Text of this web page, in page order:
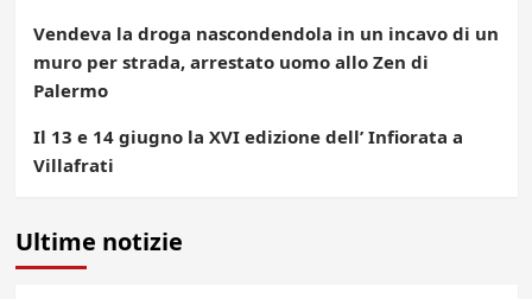
Vendeva la droga nascondendola in un incavo di un
muro per strada, arrestato uomo allo Zen di
Palermo
Il 13 e 14 giugno la XVI edizione dell’ Infiorata a
Villafrati
Ultime notizie